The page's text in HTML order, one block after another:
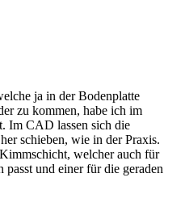
ja in der Bodenplatte
zu kommen, habe ich im
Im CAD lassen sich die
schieben, wie in der Praxis.
welcher auch für
passt und einer für die geraden